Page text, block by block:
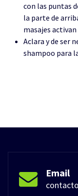
con las puntas
la parte de
masajes
Aclara y de ser
shampoo para
Email